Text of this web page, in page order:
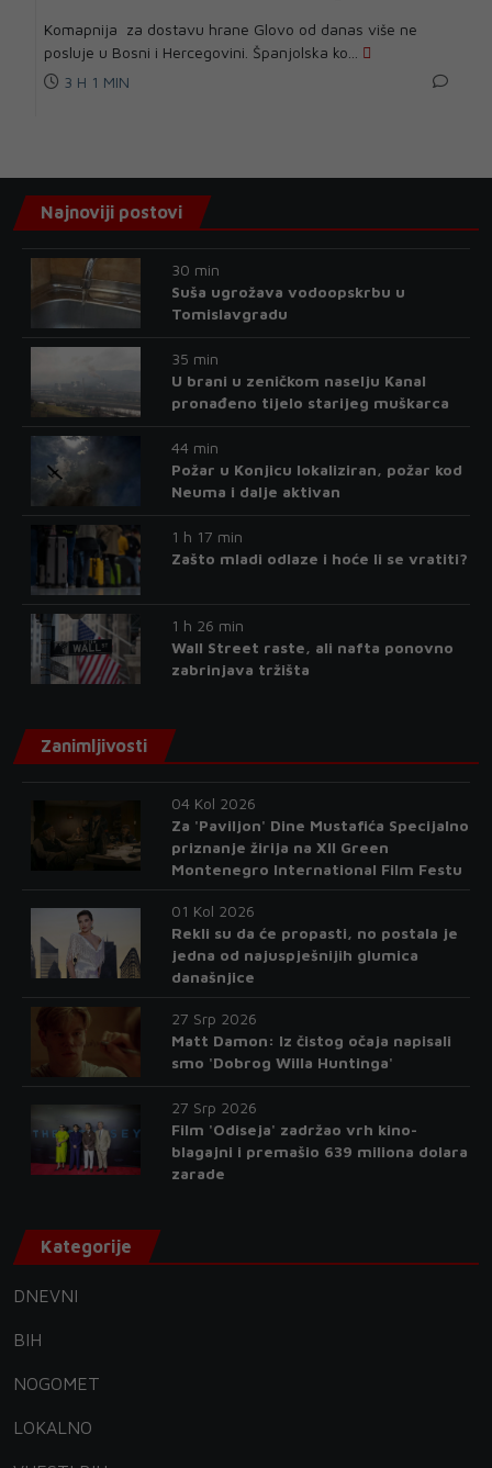
Komapnija za dostavu hrane Glovo od danas više ne
posluje u Bosni i Hercegovini. Španjolska ko...
3 H 1 MIN
Najnoviji postovi
30 min
Suša ugrožava vodoopskrbu u
Tomislavgradu
35 min
U brani u zeničkom naselju Kanal
pronađeno tijelo starijeg muškarca
44 min
Požar u Konjicu lokaliziran, požar kod
Neuma i dalje aktivan
1 h 17 min
Zašto mladi odlaze i hoće li se vratiti?
1 h 26 min
Wall Street raste, ali nafta ponovno
zabrinjava tržišta
Zanimljivosti
04 Kol 2026
Za 'Paviljon' Dine Mustafića Specijalno
priznanje žirija na XII Green
Montenegro International Film Festu
01 Kol 2026
Rekli su da će propasti, no postala je
jedna od najuspješnijih glumica
današnjice
27 Srp 2026
Matt Damon: Iz čistog očaja napisali
smo 'Dobrog Willa Huntinga'
27 Srp 2026
Film 'Odiseja' zadržao vrh kino-
blagajni i premašio 639 miliona dolara
zarade
Kategorije
DNEVNI
BIH
NOGOMET
LOKALNO